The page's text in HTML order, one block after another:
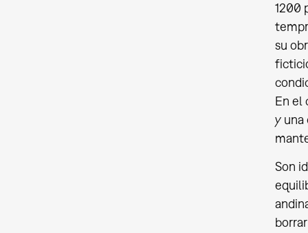
1200
su
En el
y una
Son